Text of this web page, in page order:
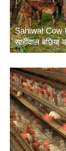
Sahiwal Cow
साहीवाल